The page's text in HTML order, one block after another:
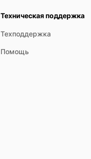
Техническая поддержка
Техподдержка
Помощь